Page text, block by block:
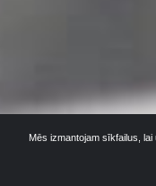
Mēs izmantojam sīkfailus,